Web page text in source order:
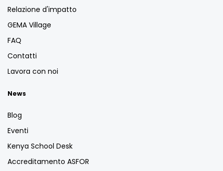
Relazione d'impatto
GEMA Village
FAQ
Contatti
Lavora con noi
News
Blog
Eventi
Kenya School Desk
Accreditamento ASFOR